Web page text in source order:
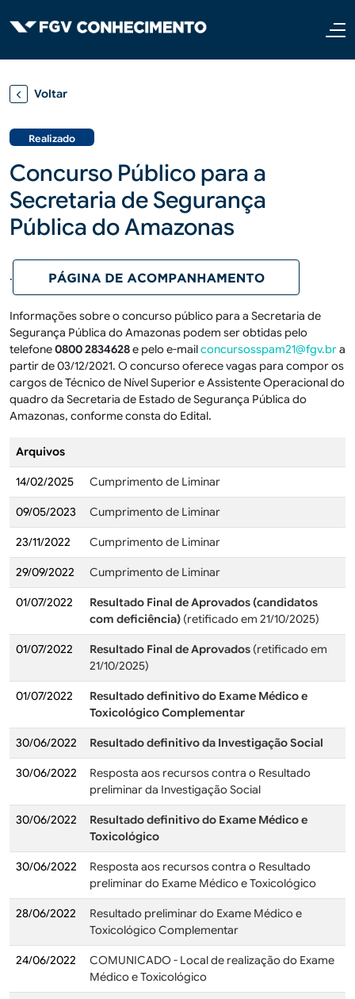
Voltar
Realizado
Concurso Público para a
Secretaria de Segurança
Pública do Amazonas
.
Informações sobre o concurso público para a Secretaria de
Segurança Pública do Amazonas podem ser obtidas pelo
telefone0800 2834628e pelo e-mailconcursosspam21@fgv.bra
partir de 03/12/2021. O concurso oferece vagas para compor os
cargos de Técnico de Nível Superior e Assistente Operacional do
quadro da Secretaria de Estado de Segurança Pública do
Amazonas, conforme consta do Edital.
Arquivos
14/02/2025 Cumprimento de Liminar
09/05/2023 Cumprimento de Liminar
23/11/2022 Cumprimento de Liminar
29/09/2022 Cumprimento de Liminar
01/07/2022
Resultado Final de Aprovados (candidatos
com deficiência) (retificado em 21/10/2025)
01/07/2022 Resultado Final de Aprovados (retificado em
21/10/2025)
01/07/2022
Resultado definitivo do Exame Médico e
Toxicológico Complementar
30/06/2022 Resultado definitivo da Investigação Social
30/06/2022
Resposta aos recursos contra o Resultado
preliminar da Investigação Social
30/06/2022
Resultado definitivo do Exame Médico e
Toxicológico
30/06/2022
Resposta aos recursos contra o Resultado
preliminar do Exame Médico e Toxicológico
28/06/2022
Resultado preliminar do Exame Médico e
Toxicológico Complementar
24/06/2022
COMUNICADO - Local de realização do Exame
Médico e Toxicológico